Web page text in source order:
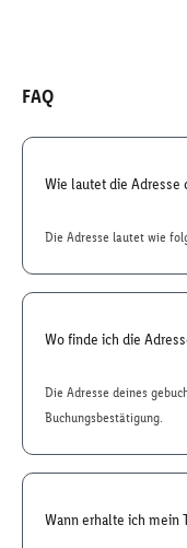
FAQ
Wie lautet die Adresse
Die Adresse lautet wie
Wo finde ich die
Die Adresse deines
Buchungsbestätigung.
Wann erhalte ich mein